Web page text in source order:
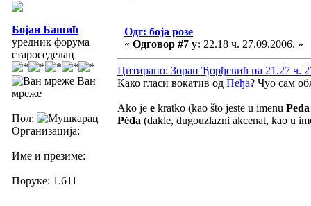
Бојан Башић
уредник форума
староседелац
Ван
мреже
Пол:
Организација:
Име и презиме:
Поруке: 1.611
Одг: боја розе
« Одговор #7 у: 22.18 ч. 27.09.2006. »
Цитирано: Зоран Ђорђевић на 21.27 ч.
Како гласи вокатив од Пеђа? Чуо сам
Ako je e kratko (kao što jeste u imenu Peđa
Péđa (dakle, dugouzlazni akcenat, kao u